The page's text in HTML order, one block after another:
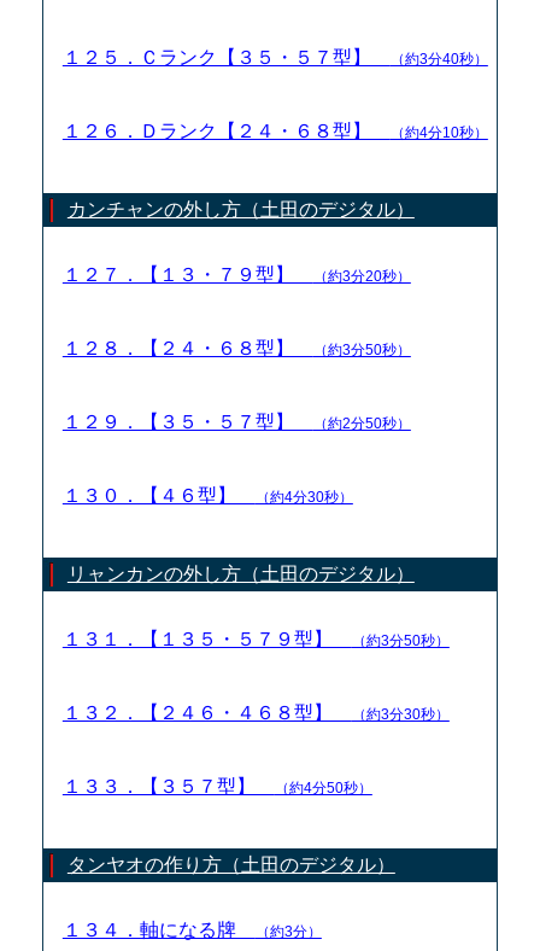
１２５．Ｃランク【３５・５７型】 （約3分40秒）
１２６．Ｄランク【２４・６８型】 （約4分10秒）
カンチャンの外し方（土田のデジタル）
１２７．【１３・７９型】 （約3分20秒）
１２８．【２４・６８型】 （約3分50秒）
１２９．【３５・５７型】 （約2分50秒）
１３０．【４６型】 （約4分30秒）
リャンカンの外し方（土田のデジタル）
１３１．【１３５・５７９型】 （約3分50秒）
１３２．【２４６・４６８型】 （約3分30秒）
１３３．【３５７型】 （約4分50秒）
タンヤオの作り方（土田のデジタル）
１３４．軸になる牌 （約3分）